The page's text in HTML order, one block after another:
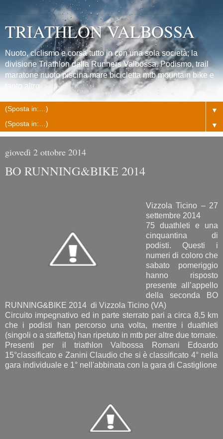
TRIATHLON VALBOSSA
Nuoto, ciclismo e corsa tutto in con una sola società; la
divisione Triathlon della Runners Valbossa. Podismo, trail
maratone nuoto piscina mare bicicletta mtb mountain bike e
tanto altro
▼
▼
giovedì 2 ottobre 2014
BO RUNNING&BIKE 2014
Vizzola Ticino – 27
settembre 2014
75 duathleti e una
cinquantina di
podisti. Questi i
numeri di coloro che
sabato pomeriggio
hanno risposto
presente all’appello
della seconda BO
RUNNING&BIKE 2014 di Vizzola Ticino (VA)
Circuito impegnativo ed in parte sterrato pari a circa 8,5 km
che i podisti han percorso una volta, mentre i duathleti
(singoli o a staffetta) han ripetuto in mtb per altre due tornate.
Presenti per il triathlon Valbossa Romani Edoardo
15°classificato e Zanini Claudio che si è classificato 4° nella
gara individuale e 1° nell'abbinata con la gara di Castiglione